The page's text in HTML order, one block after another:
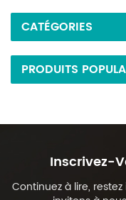
CATÉGORIES
PRODUITS
Inscrivez-
Continuez à lire,